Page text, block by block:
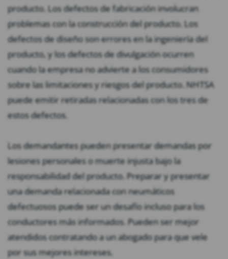
producto. Los defectos de fabricación involucran
problemas con la construcción del producto. Los
defectos de diseño son errores en la ingeniería del
producto, y los defectos de divulgación ocurren
cuando la empresa no advierte a los consumidores
sobre las limitaciones y riesgos del producto. NHTSA
puede emitir retiradas relacionadas con los tres de
estos defectos.
Los demandantes pueden presentar demandas por
lesiones personales o muerte injusta bajo la
responsabilidad del producto. Preparar y presentar
una demanda relacionada con neumáticos
defectuosos puede ser un desafío incluso para los
conductores más informados. Pueden ser mejor
atendidos contratando a un abogado para que vele
por sus mejores intereses.